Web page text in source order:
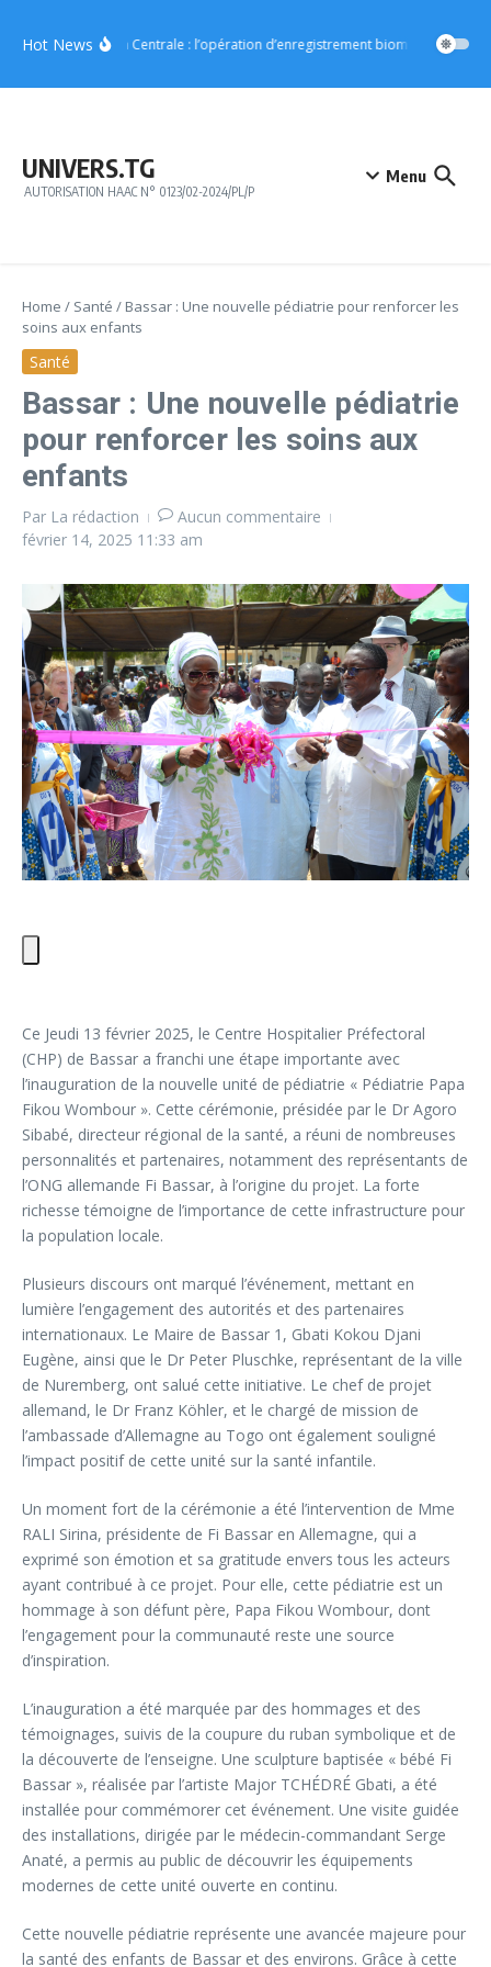
Hot NewsRégion Centrale : l’opération d’enregistrement biométrique
UNIVERS.TG
AUTORISATION HAAC N° 0123/02-2024/PL/P
Menu
Home / Santé / Bassar : Une nouvelle pédiatrie pour renforcer les
soins aux enfants
Santé
Bassar : Une nouvelle pédiatrie
pour renforcer les soins aux
enfants
Par La rédaction
Aucun commentaire
février 14, 2025 11:33 am
Ce Jeudi 13 février 2025, le Centre Hospitalier Préfectoral
(CHP) de Bassar a franchi une étape importante avec
l’inauguration de la nouvelle unité de pédiatrie « Pédiatrie Papa
Fikou Wombour ». Cette cérémonie, présidée par le Dr Agoro
Sibabé, directeur régional de la santé, a réuni de nombreuses
personnalités et partenaires, notamment des représentants de
l’ONG allemande Fi Bassar, à l’origine du projet. La forte
richesse témoigne de l’importance de cette infrastructure pour
la population locale.
Plusieurs discours ont marqué l’événement, mettant en
lumière l’engagement des autorités et des partenaires
internationaux. Le Maire de Bassar 1, Gbati Kokou Djani
Eugène, ainsi que le Dr Peter Pluschke, représentant de la ville
de Nuremberg, ont salué cette initiative. Le chef de projet
allemand, le Dr Franz Köhler, et le chargé de mission de
l’ambassade d’Allemagne au Togo ont également souligné
l’impact positif de cette unité sur la santé infantile.
Un moment fort de la cérémonie a été l’intervention de Mme
RALI Sirina, présidente de Fi Bassar en Allemagne, qui a
exprimé son émotion et sa gratitude envers tous les acteurs
ayant contribué à ce projet. Pour elle, cette pédiatrie est un
hommage à son défunt père, Papa Fikou Wombour, dont
l’engagement pour la communauté reste une source
d’inspiration.
L’inauguration a été marquée par des hommages et des
témoignages, suivis de la coupure du ruban symbolique et de
la découverte de l’enseigne. Une sculpture baptisée « bébé Fi
Bassar », réalisée par l’artiste Major TCHÉDRÉ Gbati, a été
installée pour commémorer cet événement. Une visite guidée
des installations, dirigée par le médecin-commandant Serge
Anaté, a permis au public de découvrir les équipements
modernes de cette unité ouverte en continu.
Cette nouvelle pédiatrie représente une avancée majeure pour
la santé des enfants de Bassar et des environs. Grâce à cette